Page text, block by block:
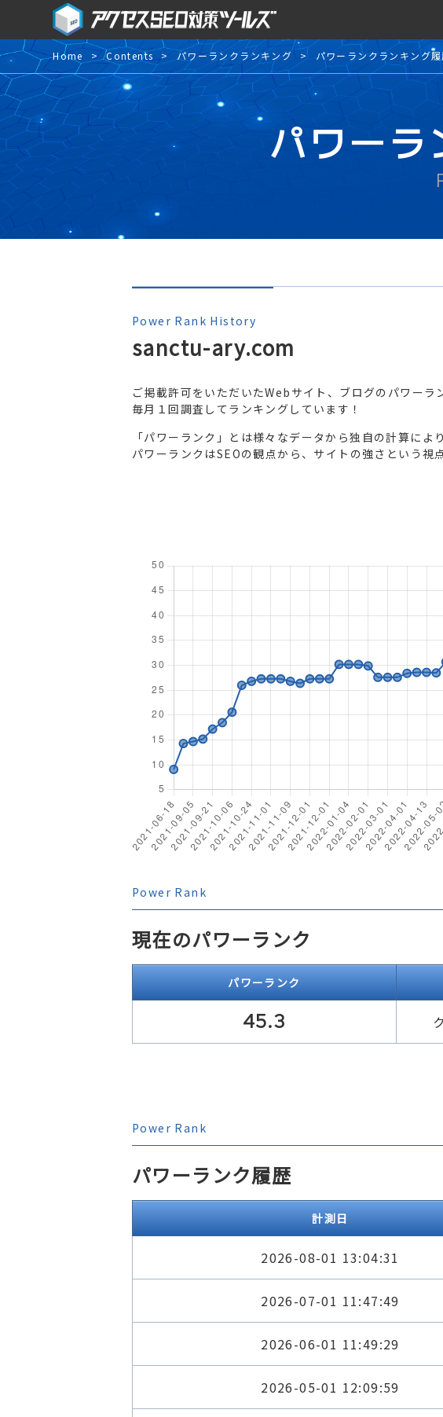
Home Contents パワーランクランキング パワーランクランキング履
パワーラ
Power Rank History
sanctu-ary.com
ご掲載許可をいただいたWebサイト、ブログのパワーラ
毎月１回調査してランキングしています！
「パワーランク」とは様々なデータから独自の計算によ
パワーランクはSEOの観点から、サイトの強さという視
Power Rank
現在のパワーランク
パワーランク
45.3
Power Rank
パワーランク履歴
計測日
2026-08-01 13:04:31
2026-07-01 11:47:49
2026-06-01 11:49:29
2026-05-01 12:09:59